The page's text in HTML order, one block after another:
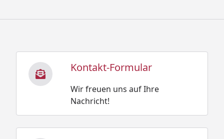
Kontakt-Formular
Wir freuen uns auf Ihre
Nachricht!